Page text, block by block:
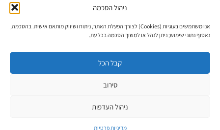
ניהול הסכמה
אנו משתמשים בעוגיות (Cookies) לצורך הפעלת האתר, ניתוח ושיווק מותאם אישית. בהסכמה,
נאסוף נתוני שימוש; ניתן לנהל או למשוך הסכמה בכל עת.
קבל הכל
סירוב
ניהול העדפות
מדיניות פרטיות
אבן גבירול 14, רחביה, ירושלים
פיתוח אתרים